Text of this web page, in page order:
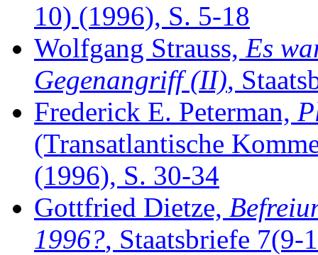
10) (1996), S. 5-18
Wolfgang Strauss, Es
Gegenangriff (II),
Frederick E. Peterman,
(Transatlantische
(1996), S. 30-34
Gottfried Dietze,
1996?, Staatsbriefe